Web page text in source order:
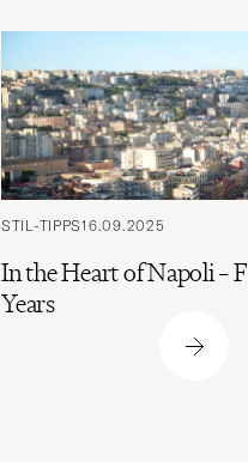
STIL-TIPPS16.09.2025
In the Heart of Napoli –
Years